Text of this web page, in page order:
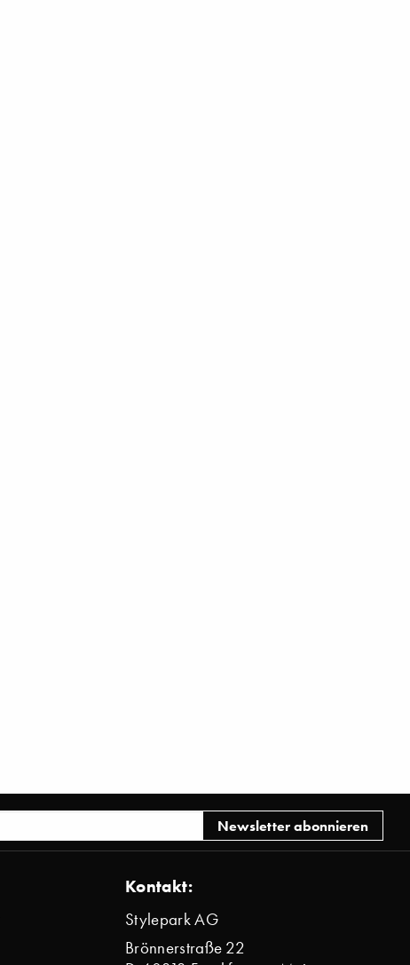
Kontakt:
Stylepark AG
Brönnerstraße 22